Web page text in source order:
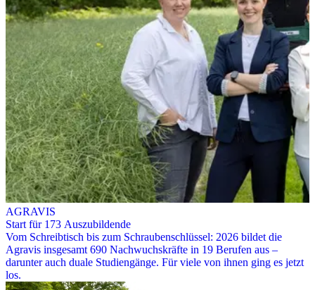
AGRAVIS
Start für 173 Auszubildende
Vom Schreibtisch bis zum Schraubenschlüssel: 2026 bildet die
Agravis insgesamt 690 Nachwuchskräfte in 19 Berufen aus –
darunter auch duale Studiengänge. Für viele von ihnen ging es jetzt
los.